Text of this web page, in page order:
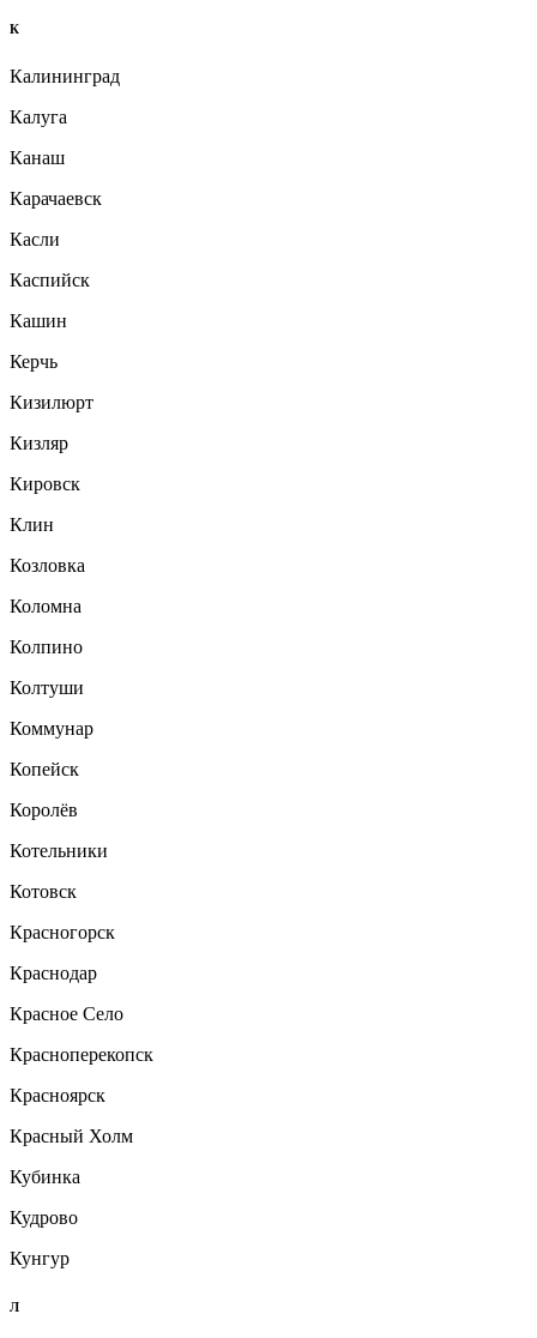
К
Калининград
Калуга
Канаш
Карачаевск
Касли
Каспийск
Кашин
Керчь
Кизилюрт
Кизляр
Кировск
Клин
Козловка
Коломна
Колпино
Колтуши
Коммунар
Копейск
Королёв
Котельники
Котовск
Красногорск
Краснодар
Красное Село
Красноперекопск
Красноярск
Красный Холм
Кубинка
Кудрово
Кунгур
Л